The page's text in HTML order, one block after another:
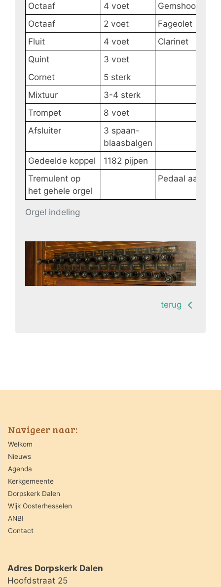
Orgel indeling
Octaaf
4 voet
Gemshoorn
Octaaf
2 voet
Fageolet
Fluit
4 voet
Clarinet
Quint
3 voet
Cornet
5 sterk
Mixtuur
3-4 sterk
Trompet
8 voet
Afsluiter
3 spaan-
blaasbalgen
Gedeelde koppel
1182 pijpen
Tremulent op
het gehele orgel
Pedaal
terug
Navigeer naar:
Welkom
Nieuws
Agenda
Kerkgemeente
Dorpskerk Dalen
Wijk Oosterhesselen
ANBI
Contact
Adres Dorpskerk Dalen
Hoofdstraat 25